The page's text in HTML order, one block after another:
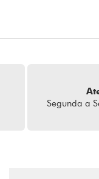
Segunda a